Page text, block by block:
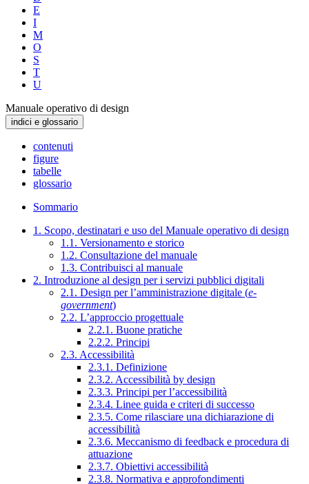
E
I
M
O
S
T
U
Manuale operativo di design
indici e glossario
contenuti
figure
tabelle
glossario
Sommario
1. Scopo, destinatari e uso del Manuale operativo di design
1.1. Versionamento e storico
1.2. Consultazione del manuale
1.3. Contribuisci al manuale
2. Introduzione al design per i servizi pubblici digitali
2.1. Design per l’amministrazione digitale (e-
government)
2.2. L’approccio progettuale
2.2.1. Buone pratiche
2.2.2. Principi
2.3. Accessibilità
2.3.1. Definizione
2.3.2. Accessibilità by design
2.3.3. Principi per l’accessibilità
2.3.4. Linee guida e criteri di successo
2.3.5. Come rilasciare una dichiarazione di
accessibilità
2.3.6. Meccanismo di feedback e procedura di
attuazione
2.3.7. Obiettivi accessibilità
2.3.8. Normativa e approfondimenti